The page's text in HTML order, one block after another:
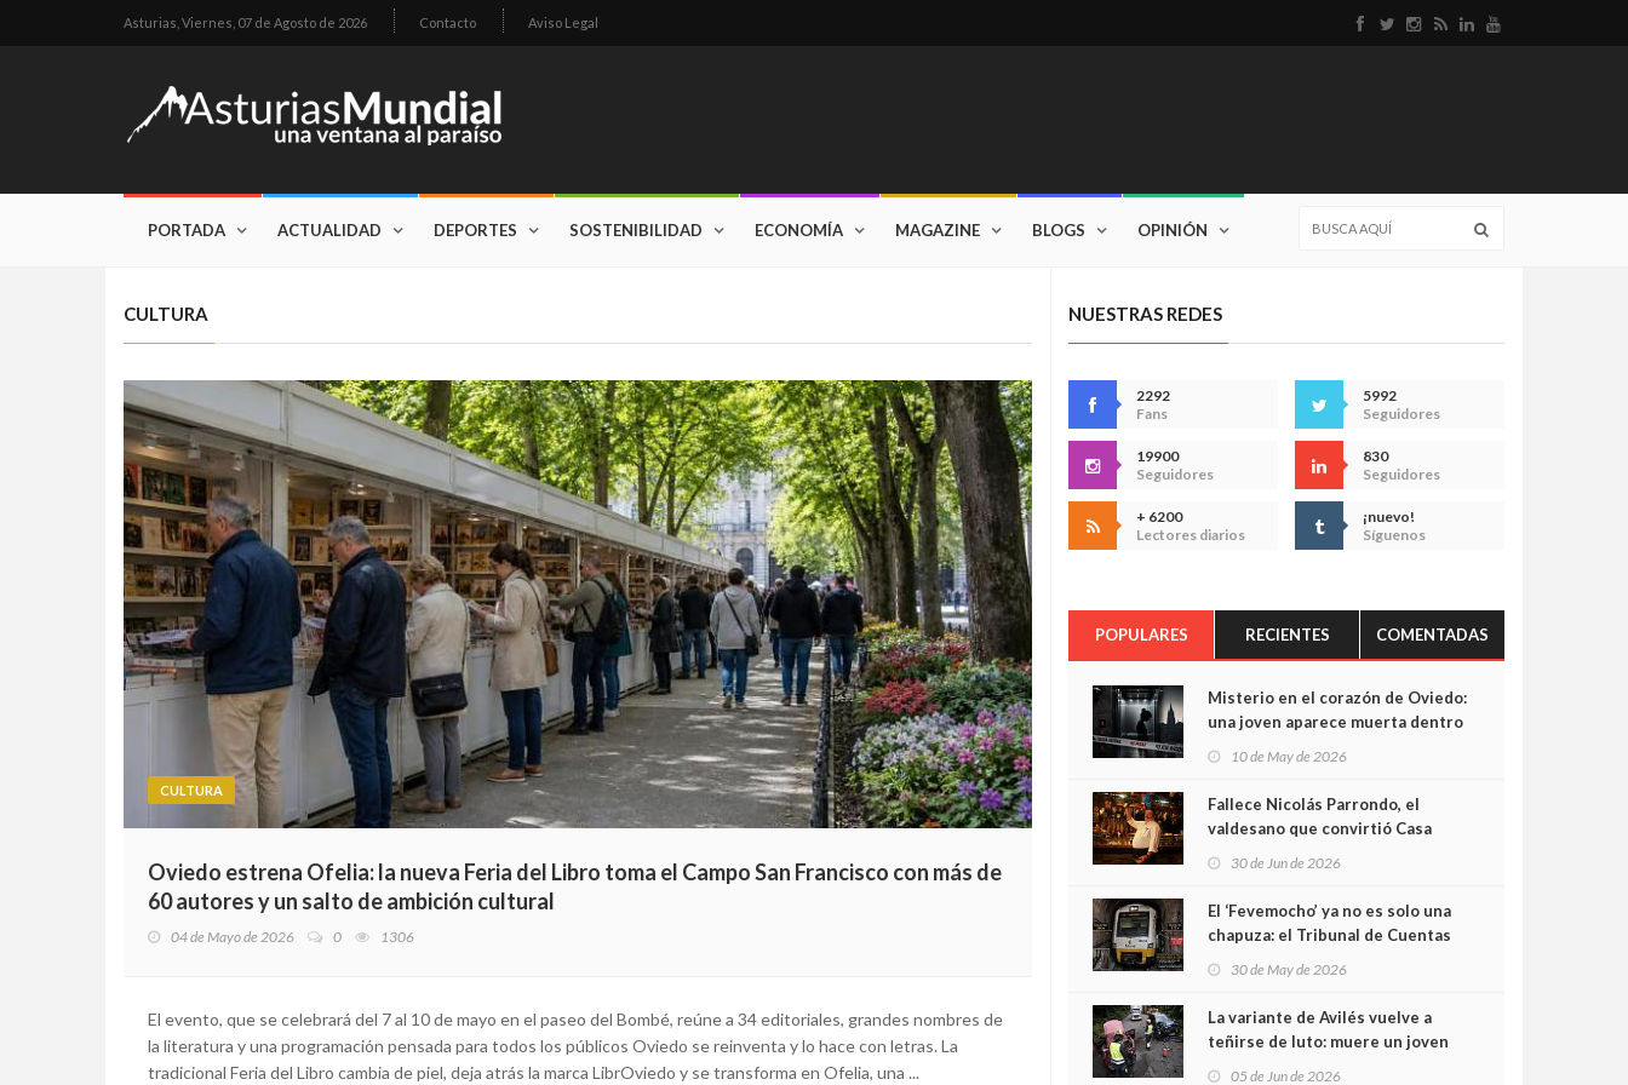
Asturias, Viernes, 07 de Agosto de 2026 Contacto Aviso Legal
PORTADA ACTUALIDAD DEPORTES SOSTENIBILIDAD ECONOMÍA MAGAZINE BLOGS OPINIÓN
CULTURA
CULTURA
Oviedo estrena Ofelia: la nueva Feria del Libro toma el Campo San Francisco con más de
60 autores y un salto de ambición cultural
04 de Mayo de 2026 0 1306
El evento, que se celebrará del 7 al 10 de mayo en el paseo del Bombé, reúne a 34 editoriales, grandes nombres de
la literatura y una programación pensada para todos los públicos Oviedo se reinventa y lo hace con letras. La
tradicional Feria del Libro cambia de piel, deja atrás la marca LibrOviedo y se transforma en Ofelia, una ...
NUESTRAS REDES
2292
Fans
5992
Seguidores
19900
Seguidores
830
Seguidores
+ 6200
Lectores diarios
¡nuevo!
Síguenos
POPULARES RECIENTES COMENTADAS
Misterio en el corazón de Oviedo:
una joven aparece muerta dentro
cámaras captan sus últimos
minutos
10 de May de 2026
Fallece Nicolás Parrondo, el
valdesano que convirtió Casa
30 de Jun de 2026
El ‘Fevemocho’ ya no es solo una
chapuza: el Tribunal de Cuentas
sobrecoste de los trenes que no
cabían por los túneles
30 de May de 2026
La variante de Avilés vuelve a
teñirse de luto: muere un joven
05 de Jun de 2026